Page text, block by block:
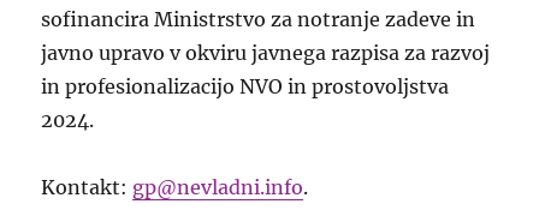
sofinancira Ministrstvo za notranje zadeve in
javno upravo v okviru javnega razpisa za razvoj
in profesionalizacijo NVO in prostovoljstva
2024.
Kontakt: gp@nevladni.info.